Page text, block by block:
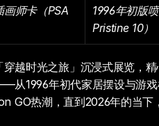
师卡（PSA
1996年初版
Pristine 10）
穿越时光之旅」沉浸式展览，
从1996年初代家居摆设与游
GO热潮，直到2026年的当